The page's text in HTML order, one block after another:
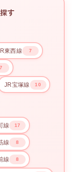
す
東西線 7
7
JR宝塚線 10
線 17
線 8
線 8